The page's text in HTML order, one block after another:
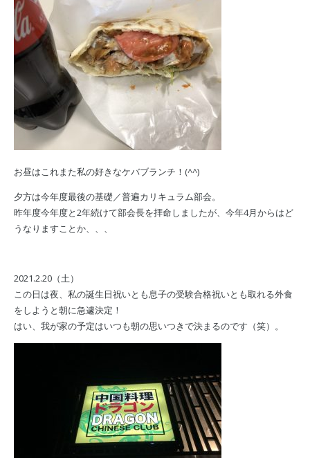
お昼はこれまた私の好きなケバブランチ！(^^)
夕方は今年度最後の基礎／普遍カリキュラム部会。
昨年度今年度と2年続けて部会長を拝命しましたが、今年4月からはど
うなりますことか、、、
2021.2.20（土）
この日は夜、私の誕生日祝いとも息子の受験合格祝いとも取れる外食
をしようと朝に急遽決定！
はい、我が家の予定はいつも朝の思いつきで決まるのです（笑）。